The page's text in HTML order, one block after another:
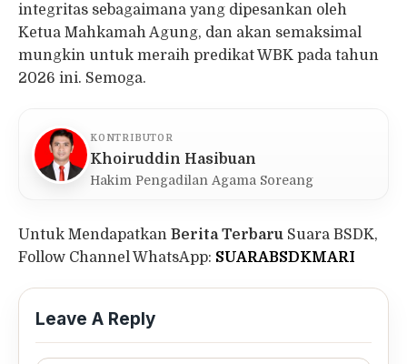
integritas sebagaimana yang dipesankan oleh
Ketua Mahkamah Agung, dan akan semaksimal
mungkin untuk meraih predikat WBK pada tahun
2026 ini. Semoga.
KONTRIBUTOR
Khoiruddin Hasibuan
Hakim Pengadilan Agama Soreang
Untuk Mendapatkan Berita Terbaru Suara BSDK,
Follow Channel WhatsApp: SUARABSDKMARI
Leave A Reply